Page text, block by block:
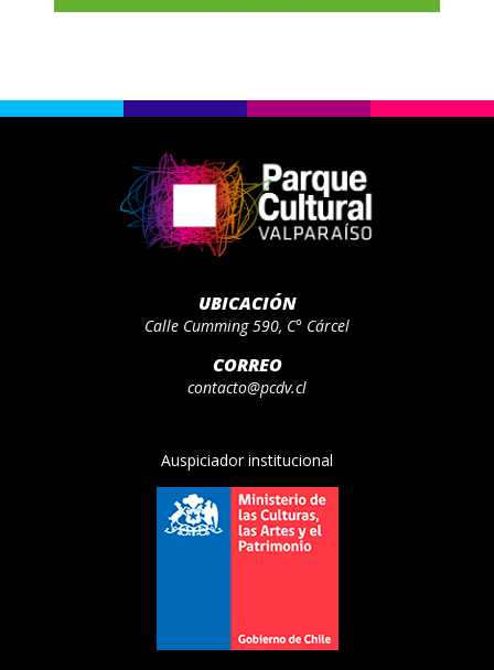
UBICACIÓN
Calle Cumming 590, C° Cárcel
CORREO
contacto@pcdv.cl
Auspiciador institucional